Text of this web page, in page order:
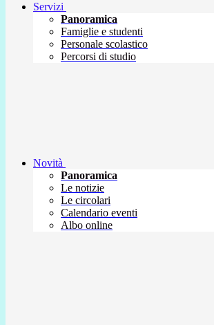
Servizi
Panoramica
Famiglie e studenti
Personale scolastico
Percorsi di studio
Novità
Panoramica
Le notizie
Le circolari
Calendario eventi
Albo online